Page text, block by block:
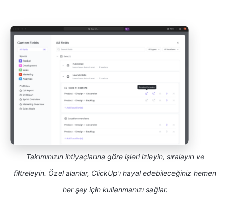
Takımınızın ihtiyaçlarına göre işleri izleyin, sıralayın ve
filtreleyin. Özel alanlar, ClickUp'ı hayal edebileceğiniz hemen
her şey için kullanmanızı sağlar.